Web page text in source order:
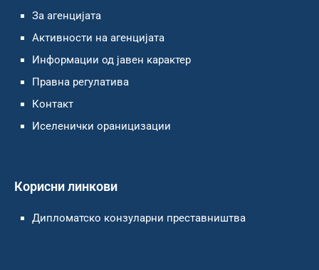
За агенцијата
Активности на агенцијата
Информации од јавен карактер
Правна регулатива
Контакт
Иселенички ораницизации
Корисни линкови
Дипломатско конзуларни преставништва